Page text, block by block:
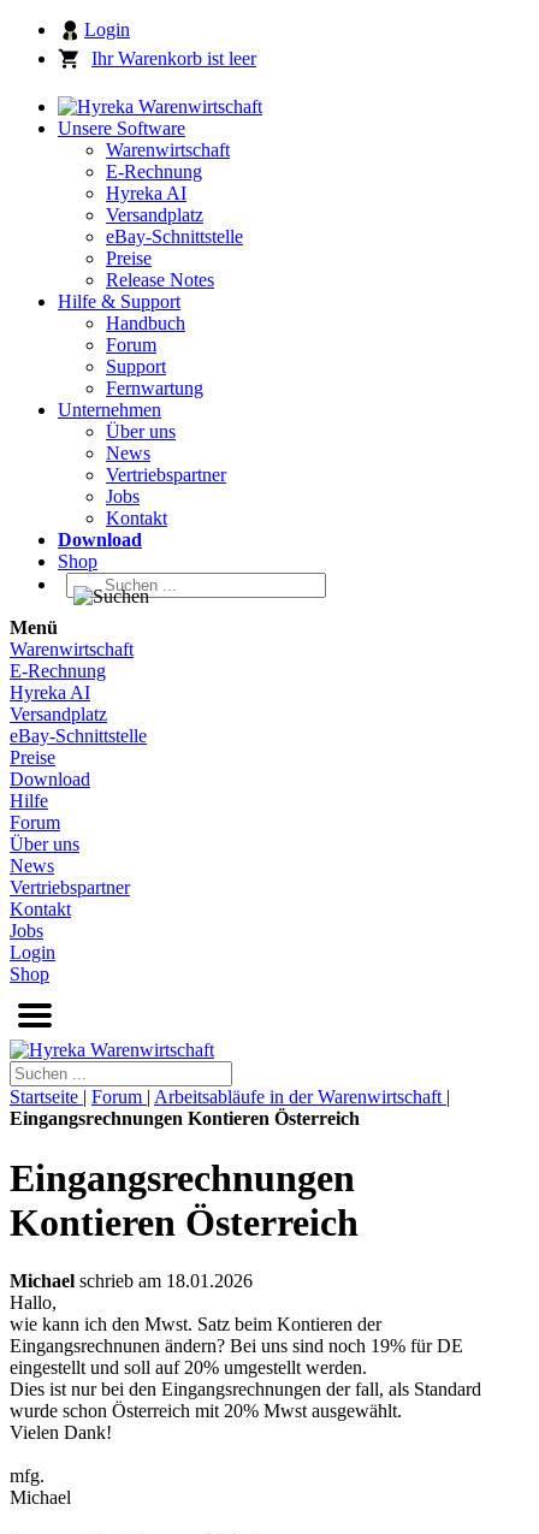
Login
Ihr Warenkorb ist leer
Unsere Software
Warenwirtschaft
E-Rechnung
Hyreka AI
Versandplatz
eBay-Schnittstelle
Preise
Release Notes
Hilfe & Support
Handbuch
Forum
Support
Fernwartung
Unternehmen
Über uns
News
Vertriebspartner
Jobs
Kontakt
Download
Shop
Menü
Warenwirtschaft
E-Rechnung
Hyreka AI
Versandplatz
eBay-Schnittstelle
Preise
Download
Hilfe
Forum
Über uns
News
Vertriebspartner
Kontakt
Jobs
Login
Shop
Startseite | Forum | Arbeitsabläufe in der Warenwirtschaft |
Eingangsrechnungen Kontieren Österreich
Eingangsrechnungen
Kontieren Österreich
Michael schrieb am 18.01.2026
Hallo,
wie kann ich den Mwst. Satz beim Kontieren der
Eingangsrechnunen ändern? Bei uns sind noch 19% für DE
eingestellt und soll auf 20% umgestellt werden.
Dies ist nur bei den Eingangsrechnungen der fall, als Standard
wurde schon Österreich mit 20% Mwst ausgewählt.
Vielen Dank!
mfg.
Michael